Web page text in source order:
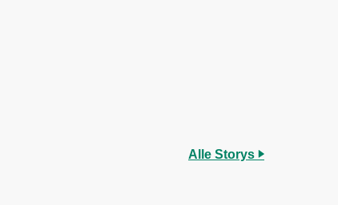
Alle Storys